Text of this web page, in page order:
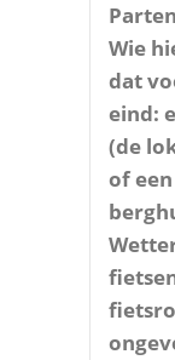
Wie
dat
eind:
(de
of